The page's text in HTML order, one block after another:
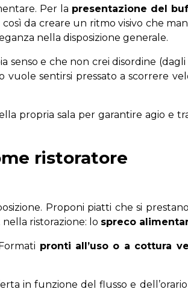
Per la presentazione del
da creare un ritmo visivo che
nella disposizione generale.
senso e che non crei disordine (dagli
vuole sentirsi pressato a scorrere
propria sala per garantire agio e
ristoratore
Proponi piatti che si
ristorazione: lo spreco
pronti all’uso o a cottura
in funzione del flusso e dell’orario